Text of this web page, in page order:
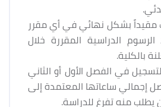
مقيداً بشكل نهائي في أي مقرر
الدراسية المقررة خلال
بالكلية.
في الفصل الأول أو الثاني
إجمالي ساعاتها المعتمدة إلى